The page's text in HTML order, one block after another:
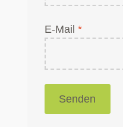
E-Mail *